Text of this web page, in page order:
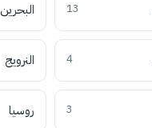
13 البحرين
4 النرويج
3 روسيا